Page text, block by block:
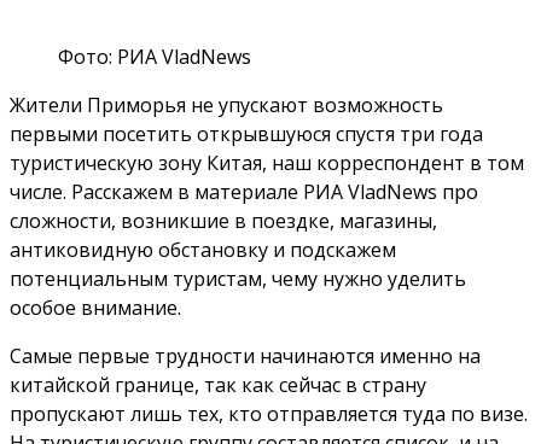
Фото: РИА VladNews
Жители Приморья не упускают возможность
первыми посетить открывшуюся спустя три года
туристическую зону Китая, наш корреспондент в том
числе. Расскажем в материале РИА VladNews про
сложности, возникшие в поездке, магазины,
антиковидную обстановку и подскажем
потенциальным туристам, чему нужно уделить
особое внимание.
Самые первые трудности начинаются именно на
китайской границе, так как сейчас в страну
пропускают лишь тех, кто отправляется туда по визе.